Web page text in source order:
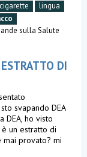
lingua
sulla Salute
DI
svapando DEA
DEA, ho visto
un estratto di
provato? mi